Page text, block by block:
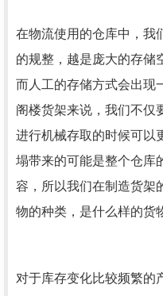
在物流使用的仓库中，我
的规整，越是庞大的存储
而人工的存储方式会出现
阁楼货架来说，我们不仅
进行机械存取的时候可以
塌带来的可能是整个仓库
容，所以我们在制造货架
物的种类，是什么样的货
对于库存变化比较频繁的